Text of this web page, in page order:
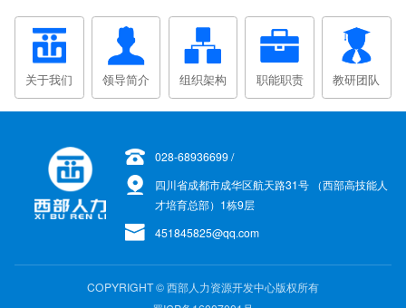
关于我们 领导简介 组织架构 职能职责 教研团队
028-68936699 /
四川省成都市成华区航天路31号 （西部高技能人
才培育总部）1栋9层
451845825@qq.com
COPYRIGHT © 西部人力资源开发中心版权所有